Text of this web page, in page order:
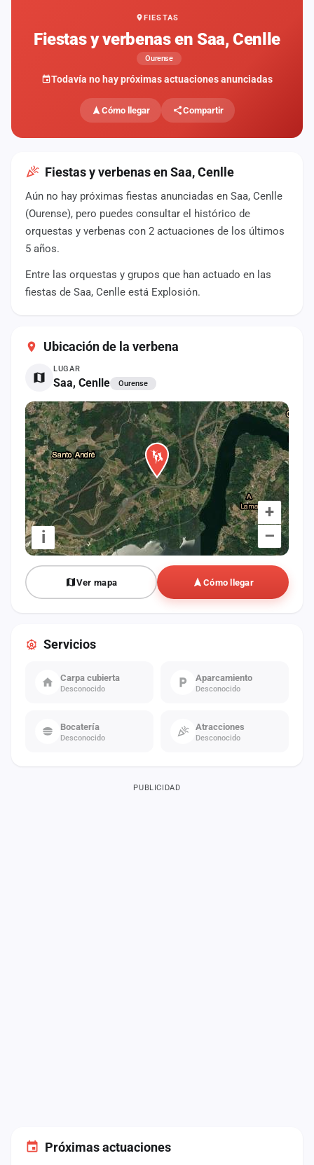
FIESTAS
Fiestas y verbenas en Saa, Cenlle
Ourense
Todavía no hay próximas actuaciones anunciadas
Cómo llegar Compartir
Fiestas y verbenas en Saa, Cenlle
Aún no hay próximas fiestas anunciadas en Saa, Cenlle
(Ourense), pero puedes consultar el histórico de
orquestas y verbenas con 2 actuaciones de los últimos
5 años.
Entre las orquestas y grupos que han actuado en las
fiestas de Saa, Cenlle está Explosión.
Próximas actuaciones
Ubicación de la verbena
LUGAR
Saa, Cenlle Ourense
+
–
i
Ver mapa Cómo llegar
Servicios
Carpa cubierta
Desconocido
Aparcamiento
Desconocido
Bocatería
Desconocido
Atracciones
Desconocido
PUBLICIDAD
fiestas
Componentes
Agencias
Rankings
Vídeos
Anuncios
Iniciar
sesión
Administración
Contacto